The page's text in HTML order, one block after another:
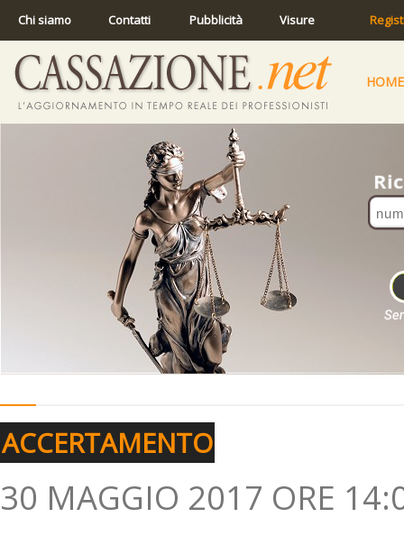
Chi siamo Contatti Pubblicità Visure
HOME
ACCERTAMENTO
30 MAGGIO 2017 ORE